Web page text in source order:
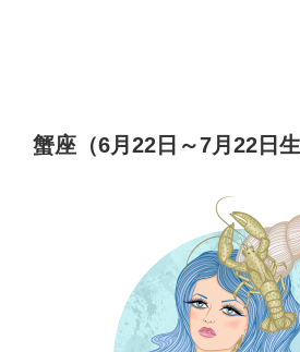
蟹座（6月22日～7月22日生